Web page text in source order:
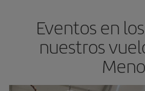
Eventos en
nuestros